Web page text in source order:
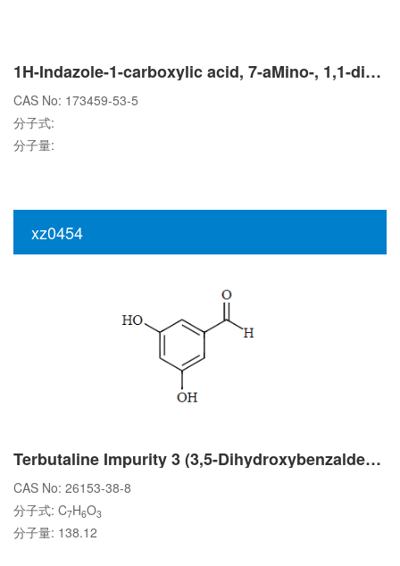
1H-Indazole-1-carboxylic acid, 7-aMino-, 1,1-diMethylethyl ester
CAS No: 173459-53-5
分子式:
分子量:
xz0454
Terbutaline Impurity 3 (3,5-Dihydroxybenzaldehyde)
CAS No: 26153-38-8
分子式: C7H6O3
分子量: 138.12